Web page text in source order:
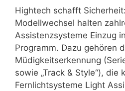
Hightech schafft
Modellwechsel halten
Assistenzsysteme Einzug
Programm. Dazu gehören
Müdigkeitserkennung
sowie „Track & Style“), die
Fernlichtsysteme Light